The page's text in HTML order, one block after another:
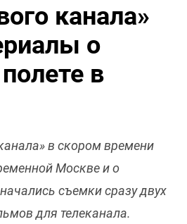
канала»
о
в
в скором времени
Москве и о
съемки сразу двух
для телеканала.